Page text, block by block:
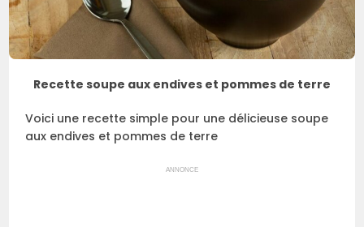
Recette soupe aux endives et pommes de terre
Voici une recette simple pour une délicieuse soupe
aux endives et pommes de terre
ANNONCE